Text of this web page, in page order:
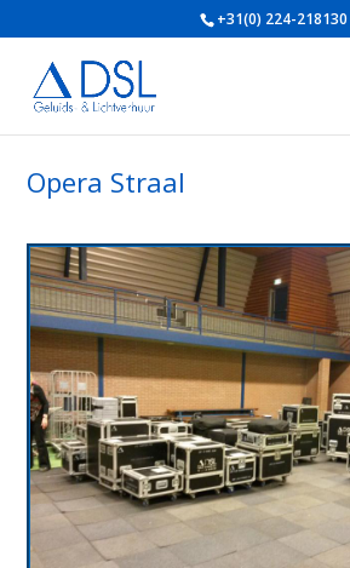
+31(0) 224-218130
Opera Straal